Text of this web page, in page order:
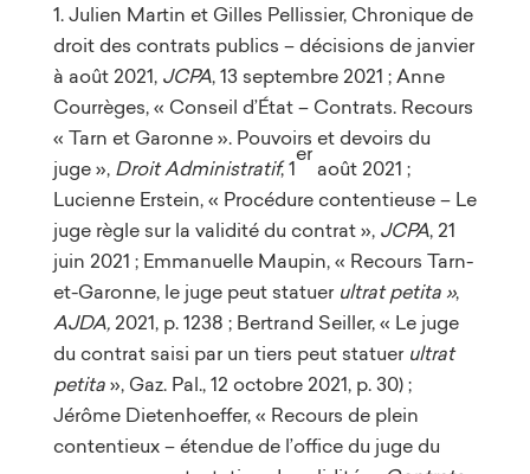
Julien Martin et Gilles Pellissier, Chronique de
droit des contrats publics – décisions de janvier
à août 2021, JCPA, 13 septembre 2021 ; Anne
Courrèges, « Conseil d’État – Contrats. Recours
« Tarn et Garonne ». Pouvoirs et devoirs du
juge », Droit Administratif, 1
er
août 2021 ;
Lucienne Erstein, « Procédure contentieuse – Le
juge règle sur la validité du contrat », JCPA, 21
juin 2021 ; Emmanuelle Maupin, « Recours Tarn-
et-Garonne, le juge peut statuer ultrat petita »,
AJDA,2021, p. 1238 ; Bertrand Seiller, « Le juge
du contrat saisi par un tiers peut statuer ultrat
petita», Gaz. Pal., 12 octobre 2021, p. 30) ;
Jérôme Dietenhoeffer, « Recours de plein
contentieux – étendue de l’office du juge du